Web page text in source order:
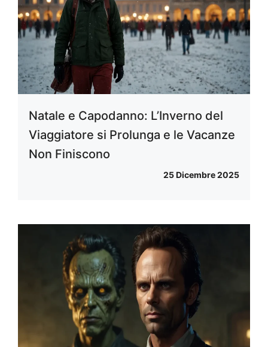
Natale e Capodanno: L’Inverno del
Viaggiatore si Prolunga e le Vacanze
Non Finiscono
25 Dicembre 2025